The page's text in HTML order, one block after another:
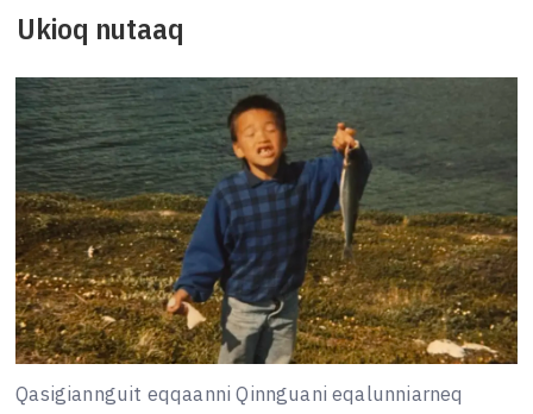
Ukioq nutaaq
Qasigiannguit eqqaanni Qinnguani eqalunniarneq